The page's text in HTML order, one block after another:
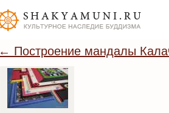
← Построение мандалы